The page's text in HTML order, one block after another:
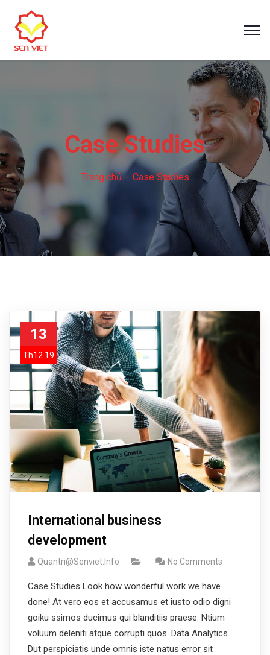
Case Studies
Trang chủ Case Studies
13
Th12 19
International business
development
Quantri@senviet.info No Comments
Case Studies Look how wonderful work we have
done! At vero eos et accusamus et iusto odio digni
goiku ssimos ducimus qui blanditiis praese. Ntium
voluum deleniti atque corrupti quos. Data Analytics
Dut perspiciatis unde omnis iste natus error sit